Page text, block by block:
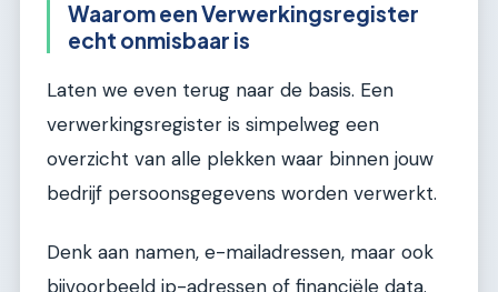
Waarom een Verwerkingsregister
echt onmisbaar is
Laten we even terug naar de basis. Een
verwerkingsregister is simpelweg een
overzicht van alle plekken waar binnen jouw
bedrijf persoonsgegevens worden verwerkt.
Denk aan namen, e-mailadressen, maar ook
bijvoorbeeld ip-adressen of financiële data.